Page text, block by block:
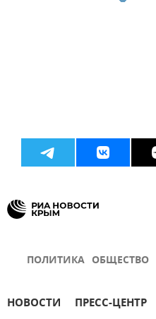
ПОЛИТИКА ОБЩЕСТВО
НОВОСТИ ПРЕСС-ЦЕНТР